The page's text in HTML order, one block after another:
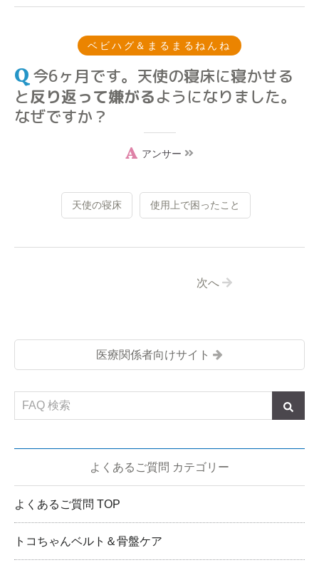
ベビハグ＆まるまるねんね
今6ヶ月です。天使の寝床に寝かせる
と反り返って嫌がるようになりました。
なぜですか？
アンサー
天使の寝床 使用上で困ったこと
次へ
医療関係者向けサイト
よくあるご質問 カテゴリー
よくあるご質問 TOP
トコちゃんベルト＆骨盤ケア